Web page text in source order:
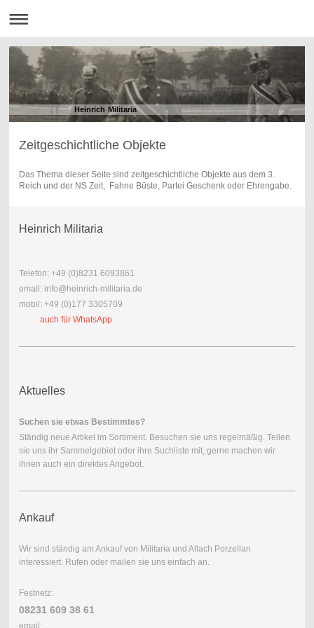
Heinrich Militaria
Zeitgeschichtliche Objekte
Das Thema dieser Seite sind zeitgeschichtliche Objekte aus dem 3.
Reich und der NS Zeit, Fahne Büste, Partei Geschenk oder Ehrengabe.
Heinrich Militaria
Telefon: +49 (0)8231 6093861
email: info@heinrich-militaria.de
mobil: +49 (0)177 3305709
auch für WhatsApp
Aktuelles
Suchen sie etwas Bestimmtes?
Ständig neue Artikel im Sortiment. Besuchen sie uns regelmäßig. Teilen
sie uns ihr Sammelgebiet oder ihre Suchliste mit, gerne machen wir
ihnen auch ein direktes Angebot.
Ankauf
Wir sind ständig am Ankauf von Militaria und Allach Porzellan
interessiert. Rufen oder mailen sie uns einfach an.
Festnetz:
08231 609 38 61
email: